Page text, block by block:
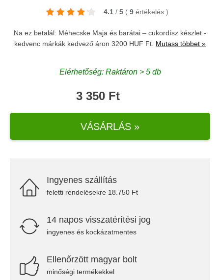
4.1 / 5 ( 9 értékelés )
Na ez betalál: Méhecske Maja és barátai – cukordísz készlet -
kedvenc márkák kedvező áron 3200 HUF Ft. Mutass többet »
Elérhetőség: Raktáron > 5 db
3 350 Ft
VÁSÁRLÁS »
Ingyenes szállítás
feletti rendelésekre 18.750 Ft
14 napos visszatérítési jog
ingyenes és kockázatmentes
Ellenőrzött magyar bolt
minőségi termékekkel